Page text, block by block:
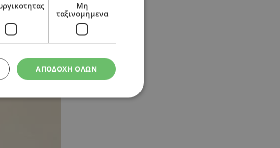
Μη
ταξινομημενα
ΑΠΟΔΟΧΗ ΟΛΩΝ